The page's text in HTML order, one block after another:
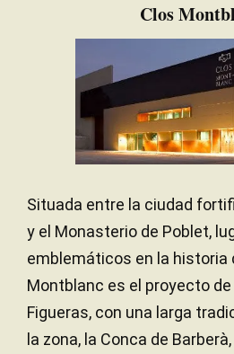
Clos
Situada entre la ciudad
y el Monasterio de Poblet,
emblemáticos en la historia
Montblanc es el proyecto de
Figueras, con una larga
la zona, la Conca de